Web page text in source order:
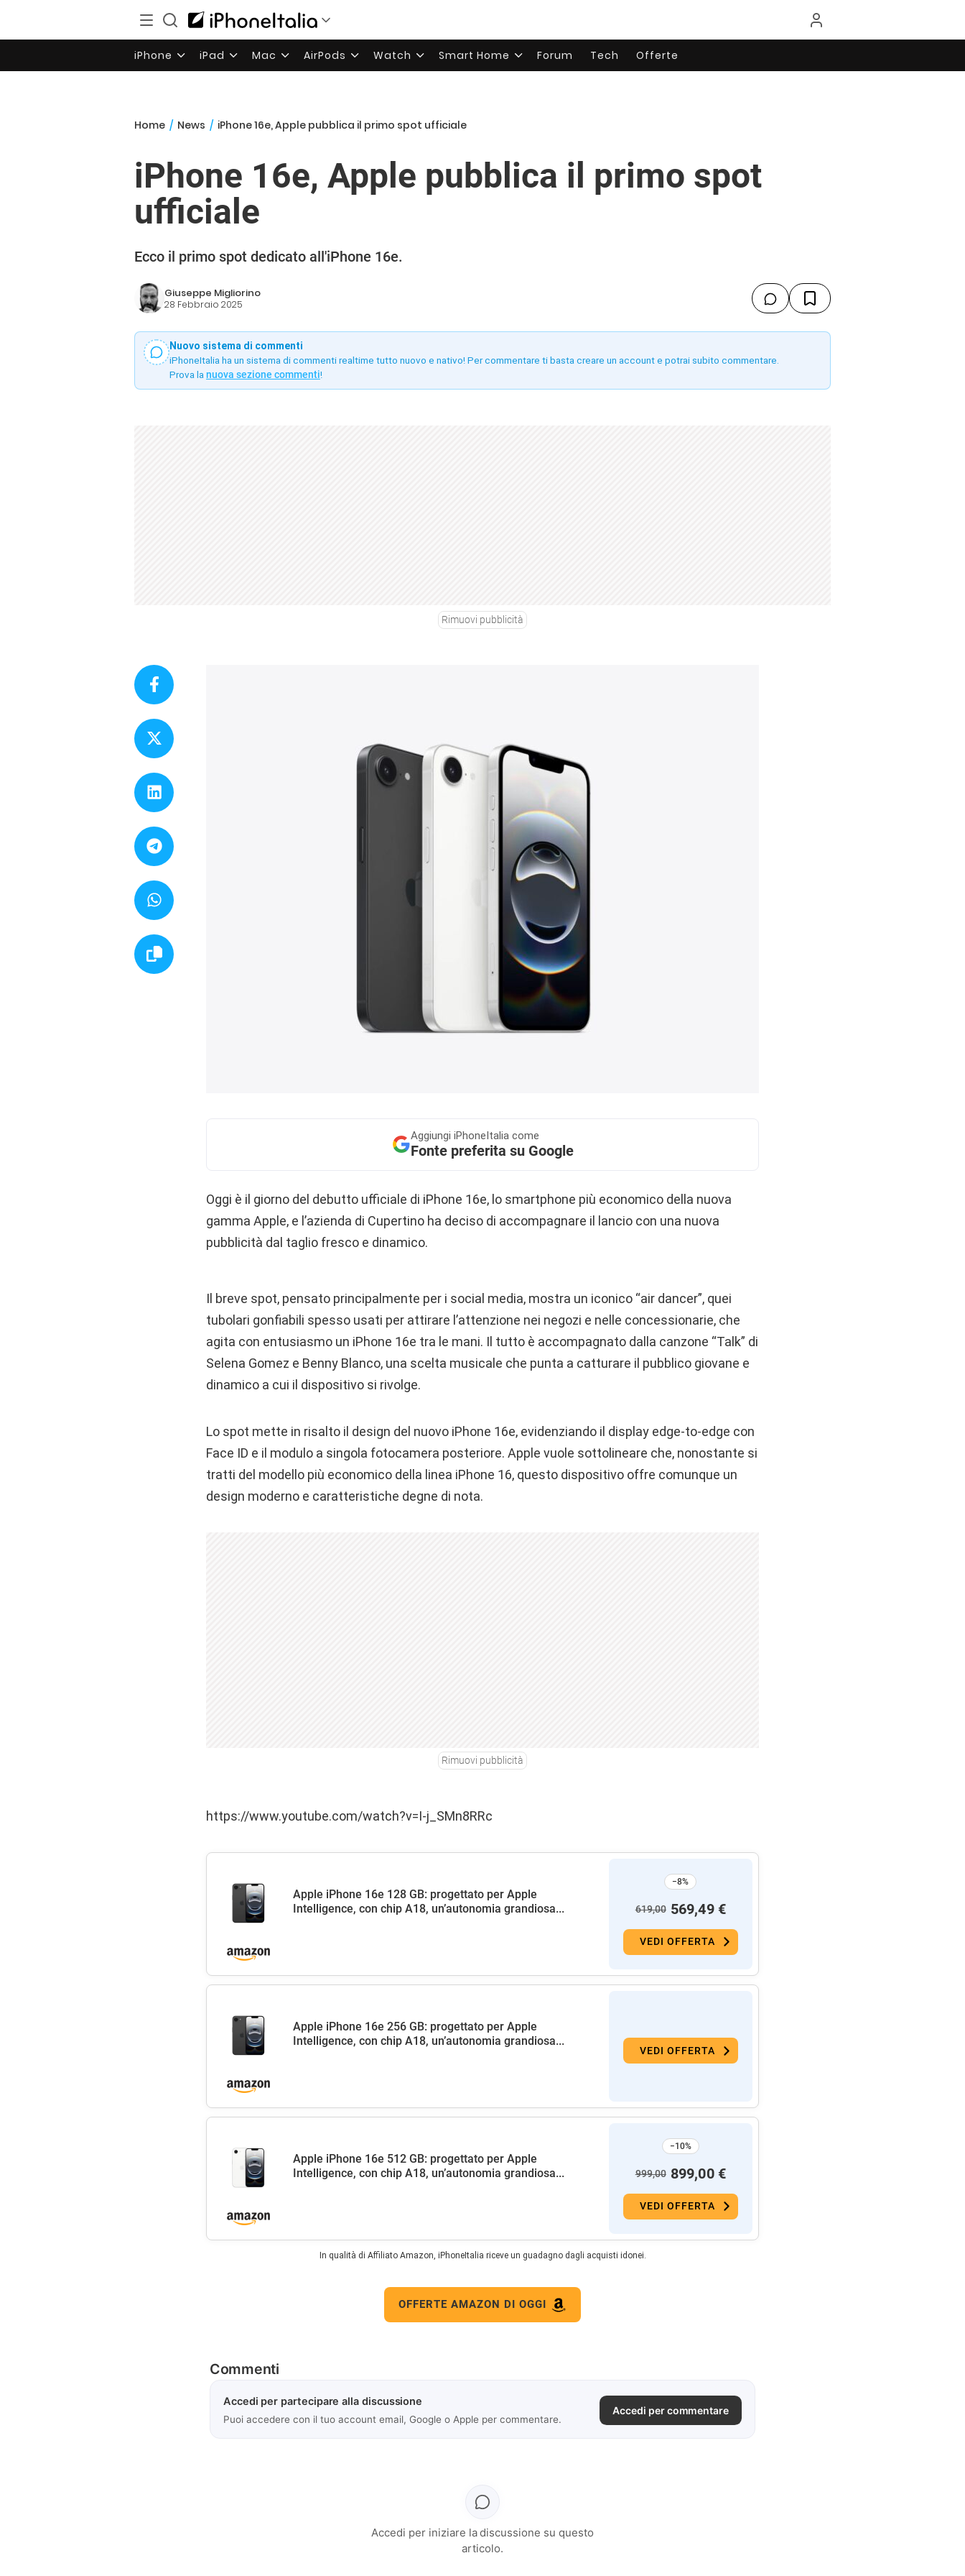
iPhone iPad Mac AirPods Watch Smart Home Forum Tech Offerte
Home / News / iPhone 16e, Apple pubblica il primo spot ufficiale
iPhone 16e, Apple pubblica il primo spot
ufficiale
Ecco il primo spot dedicato all'iPhone 16e.
Giuseppe Migliorino
28 Febbraio 2025
Nuovo sistema di commenti
iPhoneItalia ha un sistema di commenti realtime tutto nuovo e nativo! Per commentare ti basta creare un account e potrai subito commentare.
Prova la nuova sezione commenti!
Rimuovi pubblicità
Aggiungi iPhoneItalia come
Fonte preferita su Google
Oggi è il giorno del debutto ufficiale di iPhone 16e, lo smartphone più economico della nuova
gamma Apple, e l’azienda di Cupertino ha deciso di accompagnare il lancio con una nuova
pubblicità dal taglio fresco e dinamico.
Il breve spot, pensato principalmente per i social media, mostra un iconico “air dancer”, quei
tubolari gonfiabili spesso usati per attirare l’attenzione nei negozi e nelle concessionarie, che
agita con entusiasmo un iPhone 16e tra le mani. Il tutto è accompagnato dalla canzone “Talk” di
Selena Gomez e Benny Blanco, una scelta musicale che punta a catturare il pubblico giovane e
dinamico a cui il dispositivo si rivolge.
Lo spot mette in risalto il design del nuovo iPhone 16e, evidenziando il display edge-to-edge con
Face ID e il modulo a singola fotocamera posteriore. Apple vuole sottolineare che, nonostante si
tratti del modello più economico della linea iPhone 16, questo dispositivo offre comunque un
design moderno e caratteristiche degne di nota.
Rimuovi pubblicità
https://www.youtube.com/watch?v=I-j_SMn8RRc
Apple iPhone 16e 128 GB: progettato per Apple
Intelligence, con chip A18, un’autonomia grandiosa...
−8%
619,00 569,49 €
VEDI OFFERTA
Apple iPhone 16e 256 GB: progettato per Apple
Intelligence, con chip A18, un’autonomia grandiosa...
VEDI OFFERTA
Apple iPhone 16e 512 GB: progettato per Apple
Intelligence, con chip A18, un’autonomia grandiosa...
−10%
999,00 899,00 €
VEDI OFFERTA
In qualità di Affiliato Amazon, iPhoneItalia riceve un guadagno dagli acquisti idonei.
OFFERTE AMAZON DI OGGI
Commenti
Accedi per partecipare alla discussione
Puoi accedere con il tuo account email, Google o Apple per commentare.
Accedi per commentare
Accedi per iniziare la discussione su questo
articolo.